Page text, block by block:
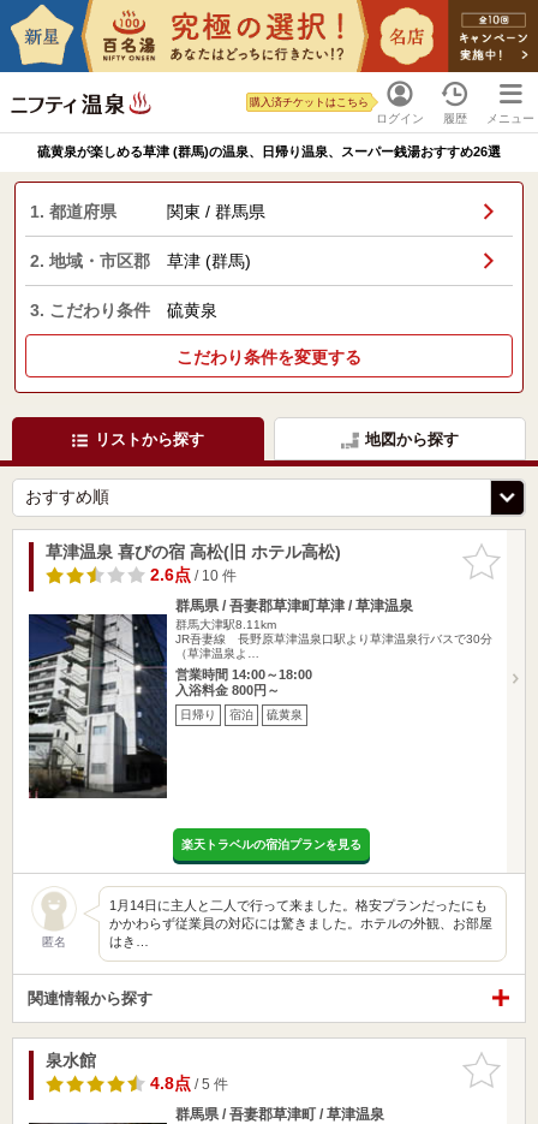
ログイン
購入済チケットはこちら
履歴 メニュー
硫黄泉が楽しめる草津 (群馬)の温泉、日帰り温泉、スーパー銭湯おすすめ26選
1. 都道府県 関東 / 群馬県
2. 地域・市区郡 草津 (群馬)
3. こだわり条件 硫黄泉
こだわり条件を変更する
リストから探す 地図から探す
お気に入
りに追加
草津温泉 喜びの宿 高松(旧 ホテル高松)
2.6点/ 10 件
群馬県 / 吾妻郡草津町草津 / 草津温泉
群馬大津駅8.11km
JR吾妻線 長野原草津温泉口駅より草津温泉行バスで30分
（草津温泉よ…
営業時間 14:00～18:00
入浴料金 800円～
日帰り 宿泊 硫黄泉
楽天トラベルの宿泊プランを見る
匿名
1月14日に主人と二人で行って来ました。格安プランだったにも
かかわらず従業員の対応には驚きました。ホテルの外観、お部屋
はき…
関連情報から探す
お気に入
りに追加
泉水館
4.8点/ 5 件
群馬県 / 吾妻郡草津町 / 草津温泉